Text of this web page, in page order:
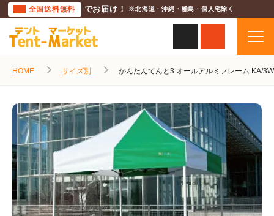
全国送料無料 でお届け！ ※北海道・沖縄・離島・個人宅除く
HOME サイズ別 かんたんてんと3 オールアルミフレーム KA/